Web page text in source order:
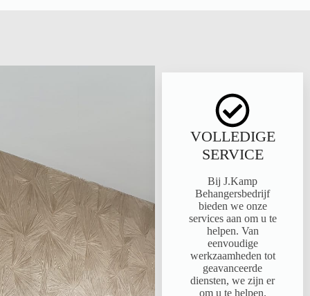
VOLLEDIGE
SERVICE
Bij J.Kamp
Behangersbedrijf
bieden we onze
services aan om u te
helpen. Van
eenvoudige
werkzaamheden tot
geavanceerde
diensten, we zijn er
om u te helpen.